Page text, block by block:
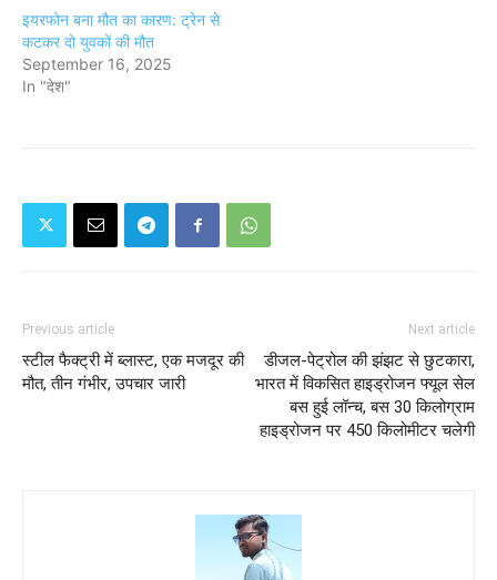
इयरफोन बना मौत का कारण: ट्रेन से
कटकर दो युवकों की मौत
September 16, 2025
In "देश"
Previous article
स्टील फैक्ट्री में ब्लास्ट, एक मजदूर की
मौत, तीन गंभीर, उपचार जारी
Next article
डीजल-पेट्रोल की झंझट से छुटकारा,
भारत में विकसित हाइड्रोजन फ्यूल सेल
बस हुई लॉन्च, बस 30 किलोग्राम
हाइड्रोजन पर 450 किलोमीटर चलेगी